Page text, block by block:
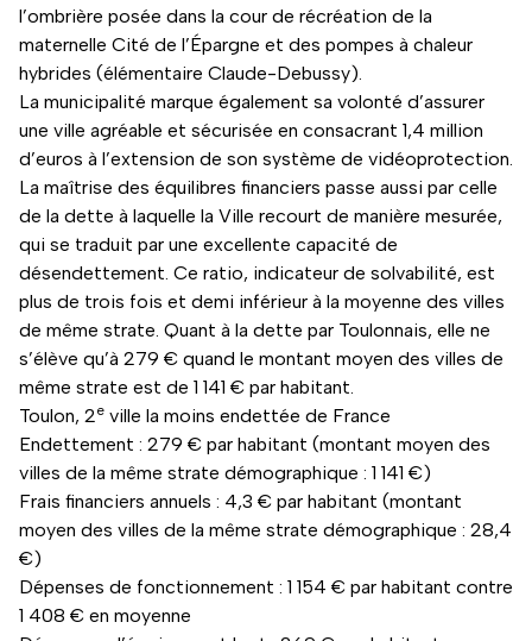
l’ombrière posée dans la cour de récréation de la
maternelle Cité de l’Épargne et des pompes à chaleur
hybrides (élémentaire Claude-Debussy).
La municipalité marque également sa volonté d’assurer
une ville agréable et sécurisée en consacrant 1,4 million
d’euros à l’extension de son système de vidéoprotection.
La maîtrise des équilibres financiers passe aussi par celle
de la dette à laquelle la Ville recourt de manière mesurée,
qui se traduit par une excellente capacité de
désendettement. Ce ratio, indicateur de solvabilité, est
plus de trois fois et demi inférieur à la moyenne des villes
de même strate. Quant à la dette par Toulonnais, elle ne
s’élève qu’à 279 € quand le montant moyen des villes de
même strate est de 1 141 € par habitant.
Toulon, 2e ville la moins endettée de France
Endettement : 279 € par habitant (montant moyen des
villes de la même strate démographique : 1 141 €)
Frais financiers annuels : 4,3 € par habitant (montant
moyen des villes de la même strate démographique : 28,4
€)
Dépenses de fonctionnement : 1 154 € par habitant contre
1 408 € en moyenne